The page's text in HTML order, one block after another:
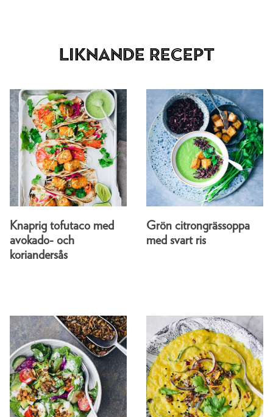
Liknande recept
Knaprig tofutaco med
avokado- och
koriandersås
Grön citrongrässoppa
med svart ris